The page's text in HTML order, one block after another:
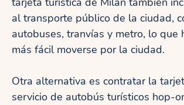
al transporte público de la ciudad,
autobuses, tranvías y metro, lo que
más fácil moverse por la ciudad.
Otra alternativa es contratar la
servicio de autobús turísticos hop-